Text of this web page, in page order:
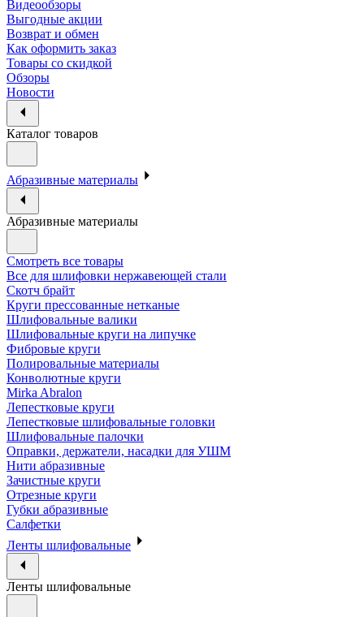
Видеообзоры
Выгодные акции
Возврат и обмен
Как оформить заказ
Товары со скидкой
Обзоры
Новости
Каталог товаров
Абразивные материалы
Абразивные материалы
Смотреть все товары
Все для шлифовки нержавеющей стали
Скотч брайт
Круги прессованные нетканые
Шлифовальные валики
Шлифовальные круги на липучке
Фибровые круги
Полировальные материалы
Конволютные круги
Mirka Abralon
Лепестковые круги
Лепестковые шлифовальные головки
Шлифовальные палочки
Оправки, держатели, насадки для УШМ
Нити абразивные
Зачистные круги
Отрезные круги
Губки абразивные
Салфетки
Ленты шлифовальные
Ленты шлифовальные